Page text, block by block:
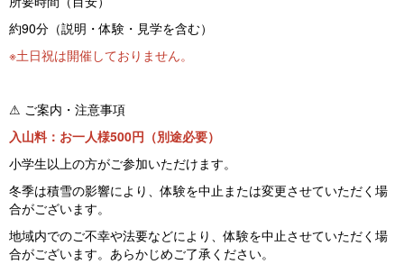
約90分（説明・体験・見学を含む）
※土日祝は開催しておりません。
⚠ ご案内・注意事項
入山料：お一人様500円（別途必要）
小学生以上の方がご参加いただけます。
冬季は積雪の影響により、体験を中止または変更させていただく場
合がございます。
地域内でのご不幸や法要などにより、体験を中止させていただく場
合がございます。あらかじめご了承ください。